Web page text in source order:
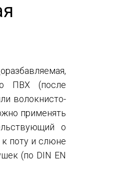
ПВХ (после
волокнисто-
применять
о
поту и слюне
(по DIN EN